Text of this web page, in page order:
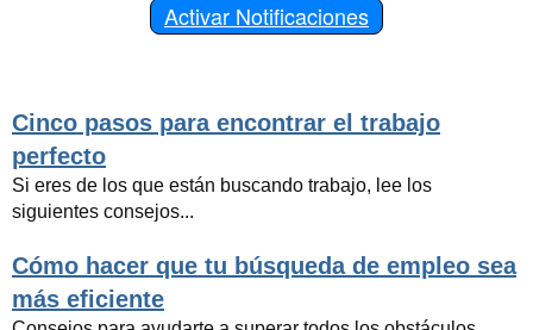
Activar Notificaciones
Cinco pasos para encontrar el trabajo
perfecto
Si eres de los que están buscando trabajo, lee los
siguientes consejos...
Cómo hacer que tu búsqueda de empleo sea
más eficiente